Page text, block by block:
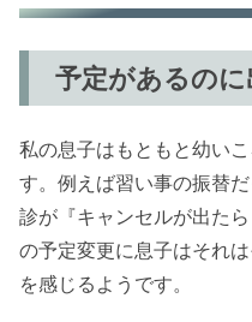
予定があるの
私の息子はもともと幼い
す。例えば習い事の振替
診が『キャンセルが出た
の予定変更に息子はそれ
を感じるようです。